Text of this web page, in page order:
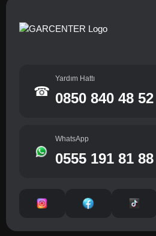
☎
Yardım Hattı
0850 840 48 52
WhatsApp
0555 191 81 88